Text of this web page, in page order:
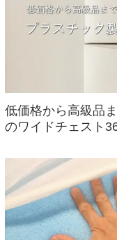
低価格から高級品
のワイドチェスト